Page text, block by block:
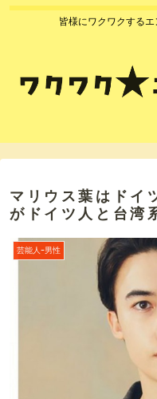
皆様にワクワクする
マリウス葉はドイ
がドイツ人と台湾
芸能人ｰ男性